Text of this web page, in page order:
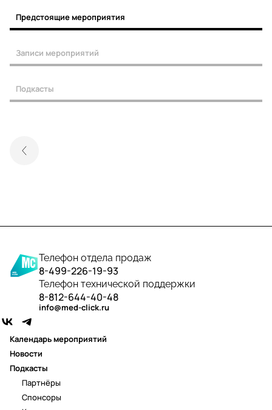
Предстоящие мероприятия
Записи мероприятий
Подкасты
Телефон отдела продаж
8-499-226-19-93
Телефон технической поддержки
8-812-644-40-48
info@med-click.ru
Календарь мероприятий
Новости
Подкасты
Партнёры
Спонсоры